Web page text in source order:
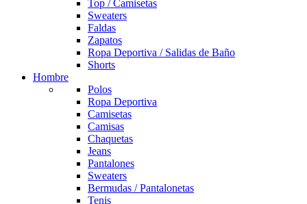
Top / Camisetas
Sweaters
Faldas
Zapatos
Ropa Deportiva / Salidas de Baño
Shorts
Hombre
Polos
Ropa Deportiva
Camisetas
Camisas
Chaquetas
Jeans
Pantalones
Sweaters
Bermudas / Pantalonetas
Tenis